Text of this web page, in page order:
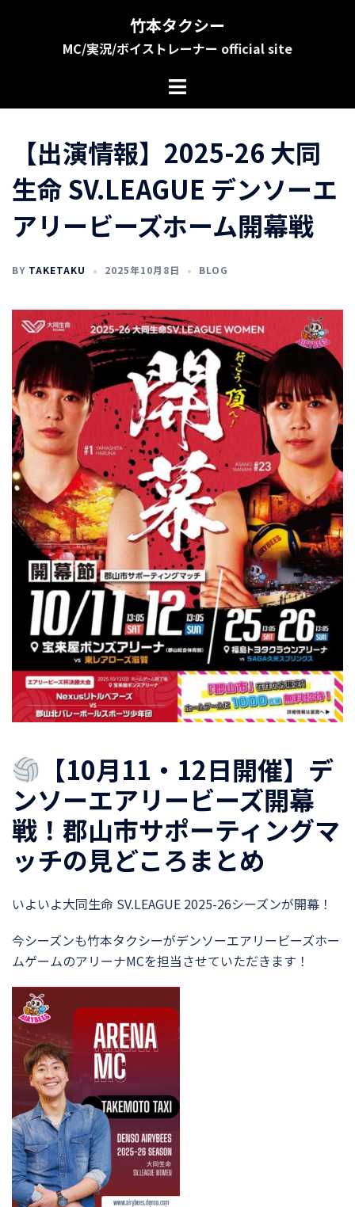
へ
竹本タクシー
MC/実況/ボイストレーナー official site
【出演情報】2025-26 大同
生命 SV.LEAGUE デンソーエ
アリービーズホーム開幕戦
BY TAKETAKU 2025年10月8日 BLOG
【10月11・12日開催】デ
ンソーエアリービーズ開幕
戦！郡山市サポーティングマ
ッチの見どころまとめ
いよいよ大同生命 SV.LEAGUE 2025-26シーズンが開幕！
今シーズンも竹本タクシーがデンソーエアリービーズホー
ムゲームのアリーナMCを担当させていただきます！